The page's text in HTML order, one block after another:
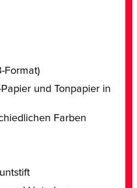
Format)
und Tonpapier in
Farben